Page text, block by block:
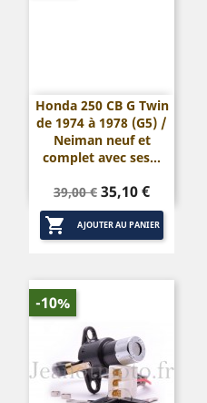
Honda 250 CB G Twin
de 1974 à 1978 (G5) /
Neiman neuf et
complet avec ses...
Prix
de
base
39,00 € Prix
35,10 €
 AJOUTER AU PANIER
-10%